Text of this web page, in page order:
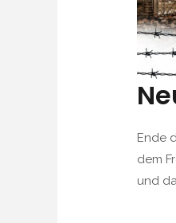
Ende
dem
und